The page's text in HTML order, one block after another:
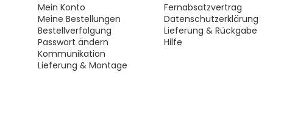
Mein Konto
Meine Bestellungen
Bestellverfolgung
Passwort ändern
Kommunikation
Lieferung & Montage
Fernabsatzvertrag
Datenschutzerklärung
Lieferung & Rückgabe
Hilfe